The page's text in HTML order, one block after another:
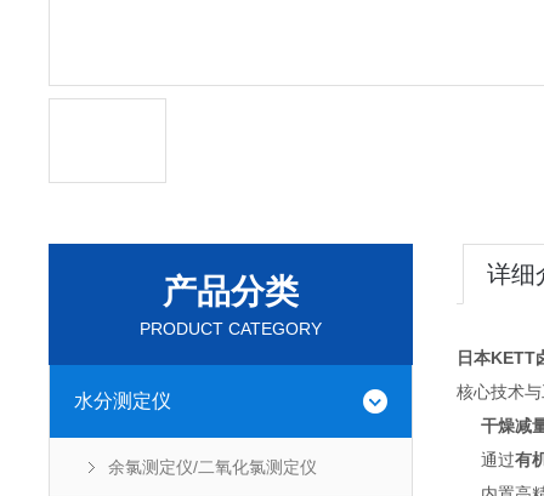
产品分类
PRODUCT CATEGORY
水分测定仪
余氯测定仪/二氧化氯测定仪
详细
日本KETT
核心技术
干燥减
通过有